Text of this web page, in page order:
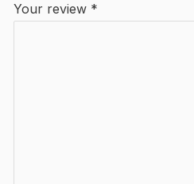
Your review *